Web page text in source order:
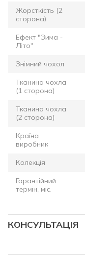
Жорсткість (2
сторона)
Ефект "Зима -
Літо"
Знімний чохол
Тканина чохла
(1 сторона)
Тканина чохла
(2 сторона)
Країна
виробник
Колекція
Гарантійний
термін, міс.
КОНСУЛЬТАЦІЯ